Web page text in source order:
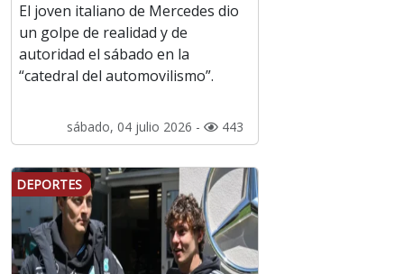
El joven italiano de Mercedes dio
un golpe de realidad y de
autoridad el sábado en la
“catedral del automovilismo”.
sábado, 04 julio 2026 - 443
DEPORTES